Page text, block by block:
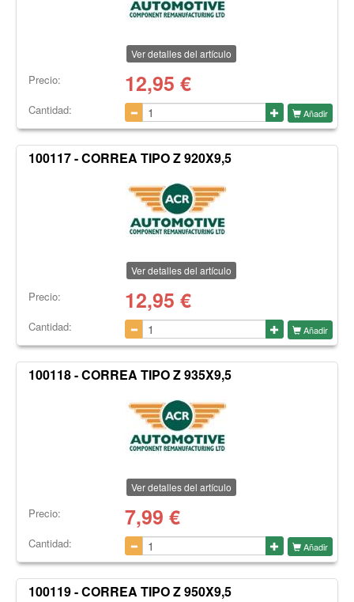
Ver detalles del artículo
Precio: 12,95 €
Cantidad: Añadir
100117 - CORREA TIPO Z 920X9,5
Ver detalles del artículo
Precio: 12,95 €
Cantidad: Añadir
100118 - CORREA TIPO Z 935X9,5
Ver detalles del artículo
Precio: 7,99 €
Cantidad: Añadir
100119 - CORREA TIPO Z 950X9,5